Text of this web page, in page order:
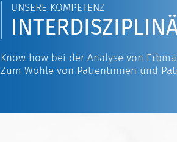
UNSERE KOMPETENZ
Know how bei der Analyse von
Zum Wohle von Patientinnen und